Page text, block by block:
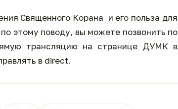
Священного Корана и его польза для
этому поводу, вы можете позвонить по
трансляцию на странице ДУМК в
в direct.